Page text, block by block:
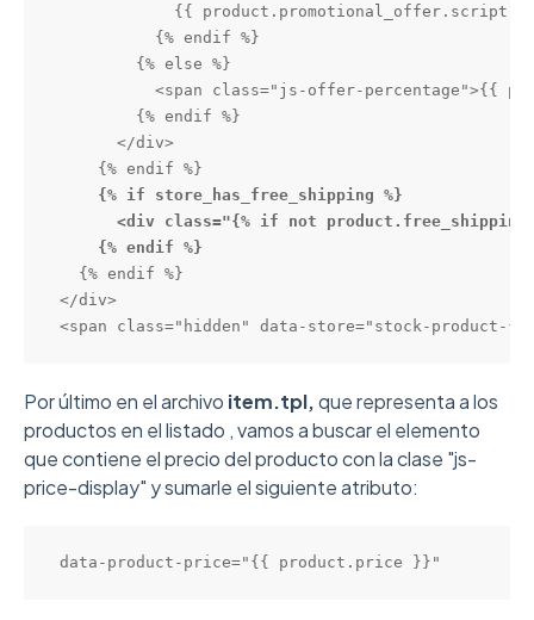
{{
          {% endif %}
        {% else %}
<span class="js-offer-percentage">{{
        {% endif %}
      </div>
    {% if store_has_free_shipping %}
<div class="{% if not
    {% endif %}
  {% endif %}
</div>
<span class="hidden" data-store="stock-product-
Por último en el archivo item.tpl,que representa a los
productos en el listado , vamos a buscar el elemento
que contiene el precio del producto con la clase "js-
price-display" y sumarle el siguiente atributo:
data - product - price=" { { product . price } } "